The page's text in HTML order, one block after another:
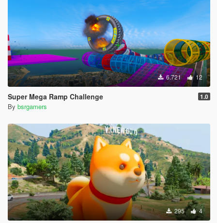
6.721 12
Super Mega Ramp Challenge 1.0
By bsrgamers
295 4